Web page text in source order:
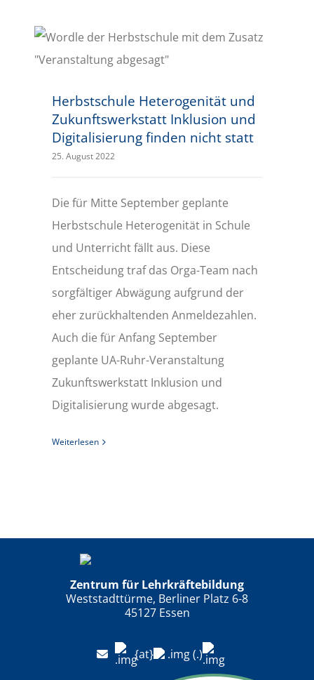
Herbstschule Heterogenität und
Zukunftswerkstatt Inklusion und
Digitalisierung finden nicht statt
25. August 2022
Die für Mitte September geplante
Herbstschule Heterogenität in Schule
und Unterricht fällt aus. Diese
Entscheidung traf das Orga-Team nach
sorgfältiger Abwägung aufgrund der
eher zurückhaltenden Anmeldezahlen.
Auch die für Anfang September
geplante UA-Ruhr-Veranstaltung
Zukunftswerkstatt Inklusion und
Digitalisierung wurde abgesagt.
Weiterlesen
Zentrum für Lehrkräftebildung
Weststadttürme, Berliner Platz 6-8
45127 Essen
{at} (.)